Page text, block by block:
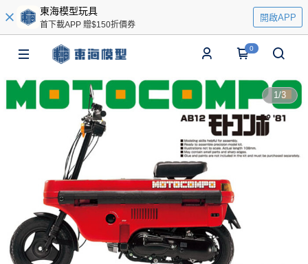
東海模型玩具
首下載APP 贈$150折價券
開啟APP
0
1/3